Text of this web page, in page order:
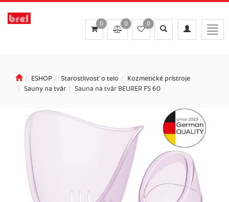
Toggle
navigation
Toggle
search
0
0
0
ESHOP Starostlivosť o telo
Kozmetické prístroje
Sauny na tvár
Sauna na tvár BEURER FS 60